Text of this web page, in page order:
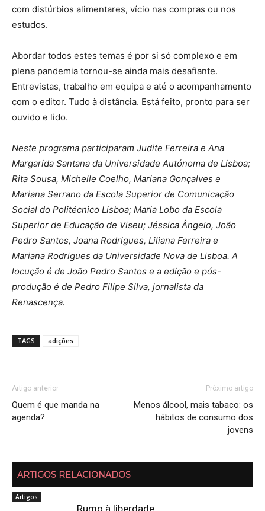
com distúrbios alimentares, vício nas compras ou nos
estudos.
Abordar todos estes temas é por si só complexo e em
plena pandemia tornou-se ainda mais desafiante.
Entrevistas, trabalho em equipa e até o acompanhamento
com o editor. Tudo à distância. Está feito, pronto para ser
ouvido e lido.
Neste programa participaram Judite Ferreira e Ana
Margarida Santana da Universidade Autónoma de Lisboa;
Rita Sousa, Michelle Coelho, Mariana Gonçalves e
Mariana Serrano da Escola Superior de Comunicação
Social do Politécnico Lisboa; Maria Lobo da Escola
Superior de Educação de Viseu; Jéssica Ângelo, João
Pedro Santos, Joana Rodrigues, Liliana Ferreira e
Mariana Rodrigues da Universidade Nova de Lisboa. A
locução é de João Pedro Santos e a edição e pós-
produção é de Pedro Filipe Silva, jornalista da
Renascença.
TAGS adições
Artigo anterior
Quem é que manda na
agenda?
Próximo artigo
Menos álcool, mais tabaco: os
hábitos de consumo dos
jovens
ARTIGOS RELACIONADOS
Artigos
Rumo à liberdade